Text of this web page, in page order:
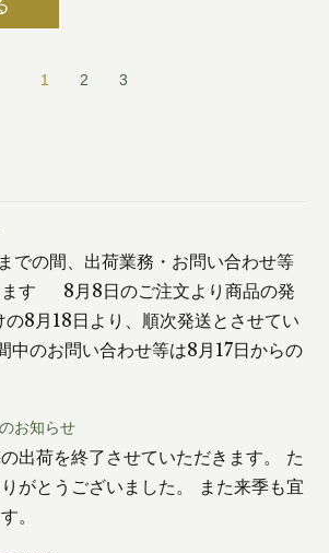
1 2 3
での間、出荷業務・お問い合わせ等
ます 8月8日のご注文より商品の発
8月18日より、順次発送とさせてい
中のお問い合わせ等は8月17日からの
お知らせ
出荷を終了させていただきます。 た
がとうございました。 また来季も宜
。